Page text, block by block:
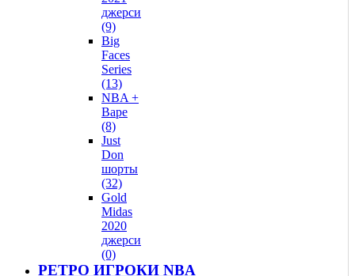
джерси
(9)
Big
Faces
Series
(13)
NBA +
Bape
(8)
Just
Don
шорты
(32)
Gold
Midas
2020
джерси
(0)
РЕТРО ИГРОКИ NBA